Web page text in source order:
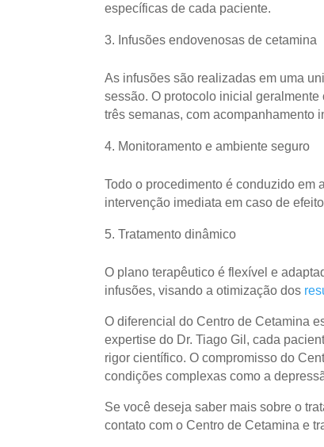
específicas de cada paciente.
Infusões endovenosas de cetamina
As infusões são realizadas em uma
sessão. O protocolo inicial
três semanas, com acompanhamento
Monitoramento e ambiente seguro
Todo o procedimento é conduzido em
intervenção imediata em caso de
Tratamento dinâmico
O plano terapêutico é flexível e
infusões, visando a otimização dos
O diferencial do Centro de Cetamina
expertise do Dr. Tiago Gil, cada
rigor científico. O compromisso do
condições complexas como a
Se você deseja saber mais sobre o
contato com o Centro de Cetamina e